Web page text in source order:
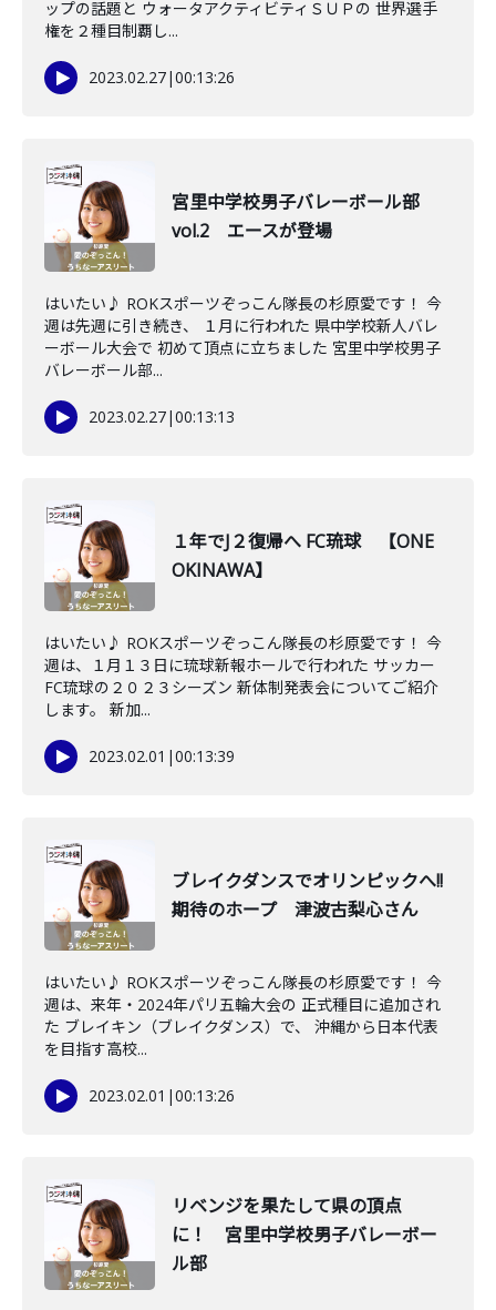
ップの話題と ウォータアクティビティＳＵＰの 世界選手
権を２種目制覇し...
2023.02.27|00:13:26
宮里中学校男子バレーボール部
vol.2 エースが登場
はいたい♪ ROKスポーツぞっこん隊長の杉原愛です！ 今
週は先週に引き続き、 １月に行われた 県中学校新人バレ
ーボール大会で 初めて頂点に立ちました 宮里中学校男子
バレーボール部...
2023.02.27|00:13:13
１年でJ２復帰へ FC琉球 【ONE
OKINAWA】
はいたい♪ ROKスポーツぞっこん隊長の杉原愛です！ 今
週は、１月１３日に琉球新報ホールで行われた サッカー
FC琉球の２０２３シーズン 新体制発表会についてご紹介
します。 新加...
2023.02.01 |00:13:39
ブレイクダンスでオリンピックへ!!
期待のホープ 津波古梨心さん
はいたい♪ ROKスポーツぞっこん隊長の杉原愛です！ 今
週は、来年・2024年パリ五輪大会の 正式種目に追加され
た ブレイキン（ブレイクダンス）で、 沖縄から日本代表
を目指す高校...
2023.02.01 |00:13:26
リベンジを果たして県の頂点
に！ 宮里中学校男子バレーボー
ル部